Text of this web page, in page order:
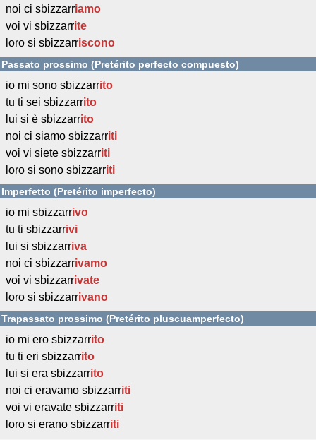
noi ci sbizzarriamo
voi vi sbizzarrite
loro si sbizzarriscono
Passato prossimo (Pretérito perfecto compuesto)
io mi sono sbizzarrito
tu ti sei sbizzarrito
lui si è sbizzarrito
noi ci siamo sbizzarriti
voi vi siete sbizzarriti
loro si sono sbizzarriti
Imperfetto (Pretérito imperfecto)
io mi sbizzarrivo
tu ti sbizzarrivi
lui si sbizzarriva
noi ci sbizzarrivamo
voi vi sbizzarrivate
loro si sbizzarrivano
Trapassato prossimo (Pretérito pluscuamperfecto)
io mi ero sbizzarrito
tu ti eri sbizzarrito
lui si era sbizzarrito
noi ci eravamo sbizzarriti
voi vi eravate sbizzarriti
loro si erano sbizzarriti